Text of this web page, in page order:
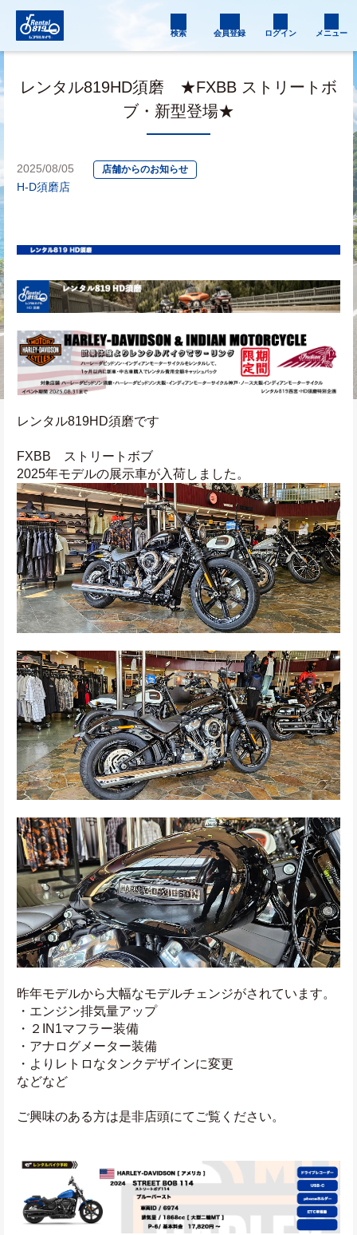
検索 会員登録 ログイン メニュー
レンタル819HD須磨 ★FXBB ストリートボ
ブ・新型登場★
2025/08/05 店舗からのお知らせ
H-D須磨店
レンタル819HD須磨です
FXBB　ストリートボブ
2025年モデルの展示車が入荷しました。
昨年モデルから大幅なモデルチェンジがされています。
・エンジン排気量アップ
・２IN1マフラー装備
・アナログメーター装備
・よりレトロなタンクデザインに変更
などなど
ご興味のある方は是非店頭にてご覧ください。